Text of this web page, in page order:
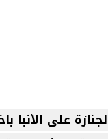
على الأنبا